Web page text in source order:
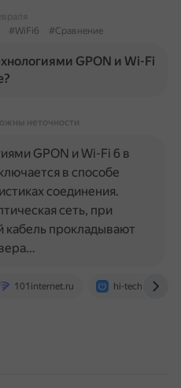
#WiFi6 #Сравнение
GPON и Wi-Fi
неточности
101internet.ru hi-tech.mail.ru
GPON и Wi-Fi 6 в
в способе
соединения.
сеть, при
кабель прокладывают